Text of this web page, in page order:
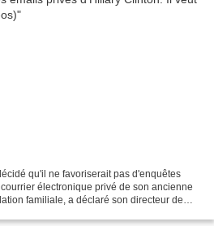
qu'il ne favoriserait pas d'enquêtes
électronique privé de son ancienne
familiale, a déclaré son directeur de